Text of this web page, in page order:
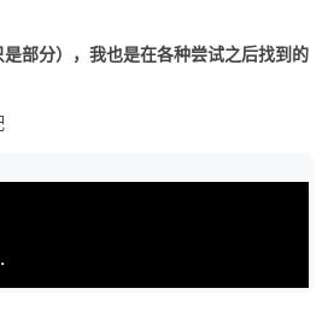
部分），我也是在各种尝试之后找到的